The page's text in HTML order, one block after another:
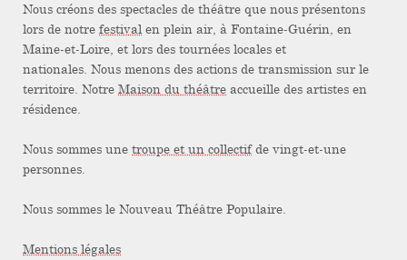
Nous créons des spectacles de théâtre que nous présentons
lors de notre festival en plein air, à Fontaine-Guérin, en
Maine-et-Loire, et lors des tournées locales et
nationales. Nous menons des actions de transmission sur le
territoire. Notre Maison du théâtre accueille des artistes en
résidence.
Nous sommes une troupe et un collectifde vingt-et-une
personnes.
Nous sommes le Nouveau Théâtre Populaire.
Mentions légales